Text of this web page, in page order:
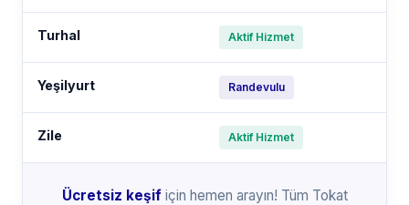
Turhal Aktif Hizmet
Yeşilyurt Randevulu
Zile Aktif Hizmet
Ücretsiz keşifiçin hemen arayın! Tüm Tokat